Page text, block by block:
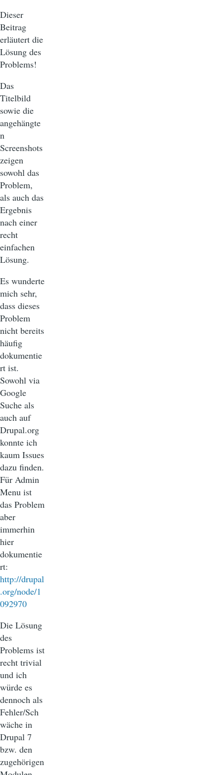
Dieser
Beitrag
erläutert die
Lösung des
Problems!
Das
Titelbild
sowie die
angehängte
n
Screenshots
zeigen
sowohl das
Problem,
als auch das
Ergebnis
nach einer
recht
einfachen
Lösung.
Es wunderte
mich sehr,
dass dieses
Problem
nicht bereits
häufig
dokumentie
rt ist.
Sowohl via
Google
Suche als
auch auf
Drupal.org
konnte ich
kaum Issues
dazu finden.
Für Admin
Menu ist
das Problem
aber
immerhin
hier
dokumentie
rt:
http://drupal
.org/node/1
092970
Die Lösung
des
Problems ist
recht trivial
und ich
würde es
dennoch als
Fehler/Sch
wäche in
Drupal 7
bzw. den
zugehörigen